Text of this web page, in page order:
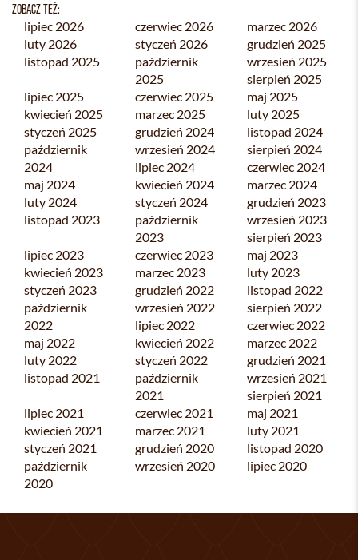
ZOBACZ TEŻ:
lipiec 2026 czerwiec 2026
marzec 2026
luty 2026
styczeń 2026
grudzień 2025
listopad 2025
październik
2025
wrzesień 2025
sierpień 2025
lipiec 2025
czerwiec 2025
maj 2025
kwiecień 2025
marzec 2025
luty 2025
styczeń 2025
grudzień 2024
listopad 2024
październik
2024
wrzesień 2024
sierpień 2024
lipiec 2024
czerwiec 2024
maj 2024
kwiecień 2024
marzec 2024
luty 2024
styczeń 2024
grudzień 2023
listopad 2023
październik
2023
wrzesień 2023
sierpień 2023
lipiec 2023
czerwiec 2023
maj 2023
kwiecień 2023
marzec 2023
luty 2023
styczeń 2023
grudzień 2022
listopad 2022
październik
2022
wrzesień 2022
sierpień 2022
lipiec 2022
czerwiec 2022
maj 2022
kwiecień 2022
marzec 2022
luty 2022
styczeń 2022
grudzień 2021
listopad 2021
październik
2021
wrzesień 2021
sierpień 2021
lipiec 2021
czerwiec 2021
maj 2021
kwiecień 2021
marzec 2021
luty 2021
styczeń 2021
grudzień 2020
listopad 2020
październik
2020
wrzesień 2020 lipiec 2020